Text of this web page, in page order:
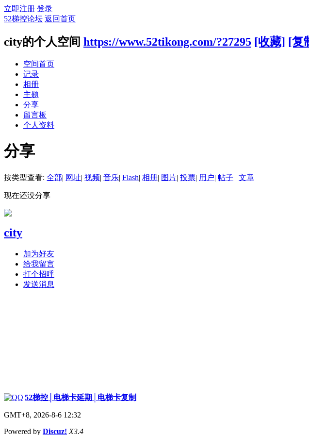
立即注册 登录
52梯控论坛 返回首页
city的个人空间 https://www.52tikong.com/?27295 [收藏] [复
空间首页
记录
相册
主题
分享
留言板
个人资料
分享
按类型查看: 全部| 网址| 视频| 音乐| Flash| 相册| 图片| 投票| 用户| 帖子 | 文章
现在还没分享
city
加为好友
给我留言
打个招呼
发送消息
|52梯控│电梯卡延期│电梯卡复制
GMT+8, 2026-8-6 12:32
Powered by Discuz! X3.4